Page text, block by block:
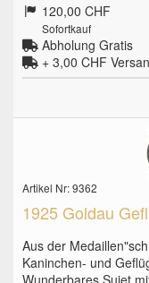
120,00 CHF
Sofortkauf
Abholung Gratis
+ 3,00 CHF
Artikel Nr: 9362
1925 Goldau
Aus der
Kaninchen- und
Wunderbares Sujet